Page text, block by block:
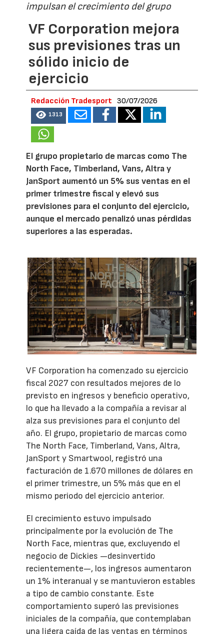
impulsan el crecimiento del grupo
VF Corporation mejora
sus previsiones tras un
sólido inicio de
ejercicio
Redacción Tradesport 30/07/2026
1313
El grupo propietario de marcas como The
North Face, Timberland, Vans, Altra y
JanSport aumentó un 5% sus ventas en el
primer trimestre fiscal y elevó sus
previsiones para el conjunto del ejercicio,
aunque el mercado penalizó unas pérdidas
superiores a las esperadas.
VF Corporation ha comenzado su ejercicio
fiscal 2027 con resultados mejores de lo
previsto en ingresos y beneficio operativo,
lo que ha llevado a la compañía a revisar al
alza sus previsiones para el conjunto del
año. El grupo, propietario de marcas como
The North Face, Timberland, Vans, Altra,
JanSport y Smartwool, registró una
facturación de 1.670 millones de dólares en
el primer trimestre, un 5% más que en el
mismo periodo del ejercicio anterior.
El crecimiento estuvo impulsado
principalmente por la evolución de The
North Face, mientras que, excluyendo el
negocio de Dickies —desinvertido
recientemente—, los ingresos aumentaron
un 1% interanual y se mantuvieron estables
a tipo de cambio constante. Este
comportamiento superó las previsiones
iniciales de la compañía, que contemplaban
una ligera caída de las ventas en términos